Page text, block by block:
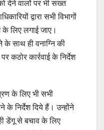
देने वालों पर भी सख्त
द्वारा सभी विभागों
के लिए लगाई जाए।
के साथ ही वनाग्नि की
कठोर कार्रवाई के निर्देश
के लिए भी सभी
निर्देश दिये हैं। उन्होंने
डेंगू से बचाव के लिए